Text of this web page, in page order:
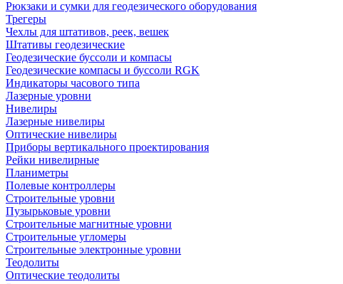
Рюкзаки и сумки для геодезического оборудования
Трегеры
Чехлы для штативов, реек, вешек
Штативы геодезические
Геодезические буссоли и компасы
Геодезические компасы и буссоли RGK
Индикаторы часового типа
Лазерные уровни
Нивелиры
Лазерные нивелиры
Оптические нивелиры
Приборы вертикального проектирования
Рейки нивелирные
Планиметры
Полевые контроллеры
Строительные уровни
Пузырьковые уровни
Строительные магнитные уровни
Строительные угломеры
Строительные электронные уровни
Теодолиты
Оптические теодолиты